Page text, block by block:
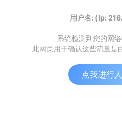
用户名: (Ip:
系统检测到您的网
此网页用于确认这些流量是
点我进行